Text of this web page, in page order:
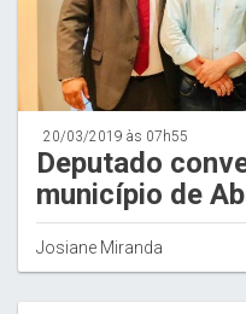
20/03/2019 às 07h55
Deputado
município de
Josiane Miranda